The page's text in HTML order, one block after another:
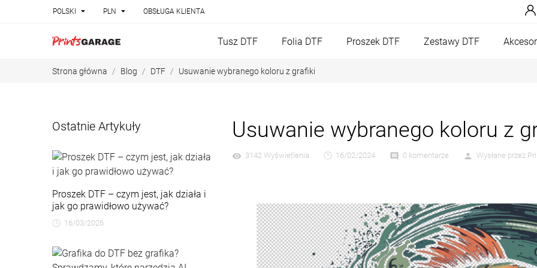
POLSKI  PLN  OBSŁUGA KLIENTA
Tusz DTF Folia DTF Proszek DTF Zestawy DTF
Strona główna Blog DTF Usuwanie wybranego koloru z grafiki
Ostatnie Artykuły
Proszek DTF – czym jest, jak działa i
jak go prawidłowo używać?
16/03/2026
Usuwanie wybranego koloru z
visibility 3142 Wyświetlenia 16/02/2024 comment 0 komentarze person Wysłane przez: